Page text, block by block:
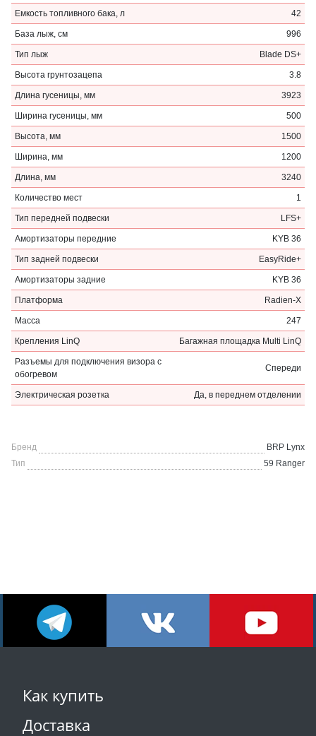
Емкость топливного бака, л 42
База лыж, см 996
Тип лыж Blade DS+
Высота грунтозацепа 3.8
Длина гусеницы, мм 3923
Ширина гусеницы, мм 500
Высота, мм 1500
Ширина, мм 1200
Длина, мм 3240
Количество мест 1
Тип передней подвески LFS+
Амортизаторы передние KYB 36
Тип задней подвески EasyRide+
Амортизаторы задние KYB 36
Платформа Radien-X
Масса 247
Крепления LinQ Багажная площадка Multi LinQ
Разъемы для подключения визора с
обогревом
Спереди
Электрическая розетка Да, в переднем отделении
Бренд
BRP Lynx
Тип
59 Ranger
Как купить
Доставка